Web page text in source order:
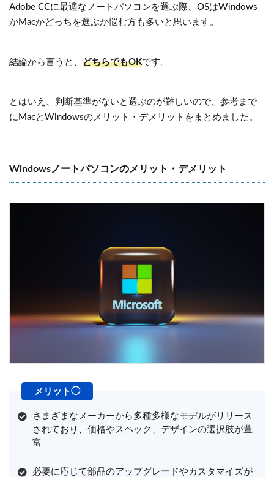
Adobe CCに最適なノートパソコンを選ぶ際、OSはWindows
かMacかどっちを選ぶか悩む方も多いと思います。
結論から言うと、 どちらでもOKです。
とはいえ、判断基準がないと選ぶのが難しいので、参考まで
にMacとWindowsのメリット・デメリットをまとめました。
Windowsノートパソコンのメリット・デメリット
さまざまなメーカーから多種多様なモデルがリリース
されており、価格やスペック、デザインの選択肢が豊
富
必要に応じて部品のアップグレードやカスタマイズが